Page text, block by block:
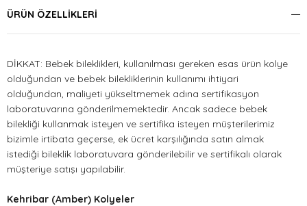
ÜRÜN ÖZELLIKLERI
DİKKAT: Bebek bileklikleri, kullanılması gereken esas ürün kolye
olduğundan ve bebek bilekliklerinin kullanımı ihtiyari
olduğundan, maliyeti yükseltmemek adına sertifikasyon
laboratuvarına gönderilmemektedir. Ancak sadece bebek
bilekliği kullanmak isteyen ve sertifika isteyen müşterilerimiz
bizimle irtibata geçerse, ek ücret karşılığında satın almak
istediği bileklik laboratuvara gönderilebilir ve sertifikalı olarak
müşteriye satışı yapılabilir.
Kehribar (Amber) Kolyeler